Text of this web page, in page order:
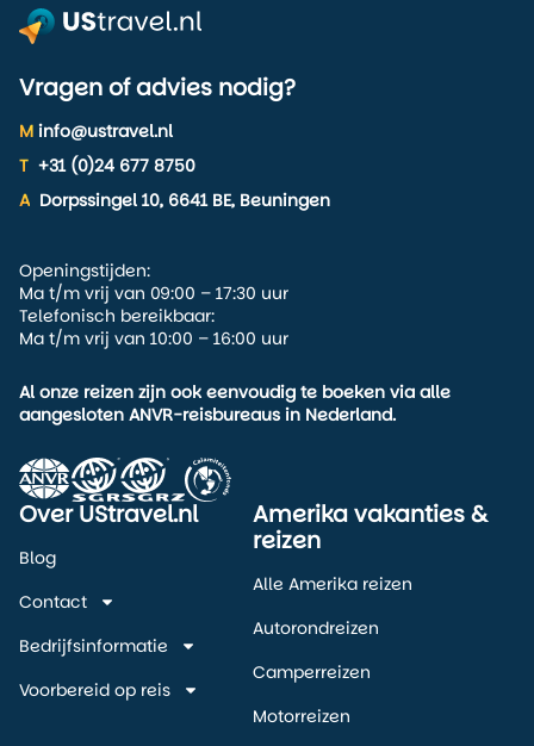
Vragen of advies nodig?
M info@ustravel.nl
T +31 (0)24 677 8750
A Dorpssingel 10, 6641 BE, Beuningen
Openingstijden:
Ma t/m vrij van 09:00 – 17:30 uur
Telefonisch bereikbaar:
Ma t/m vrij van 10:00 – 16:00 uur
Al onze reizen zijn ook eenvoudig te boeken via alle
aangesloten ANVR-reisbureaus in Nederland.
Over UStravel.nl
Blog
Contact
Bedrijfsinformatie
Voorbereid op reis
Amerika vakanties &
reizen
Alle Amerika reizen
Autorondreizen
Camperreizen
Motorreizen